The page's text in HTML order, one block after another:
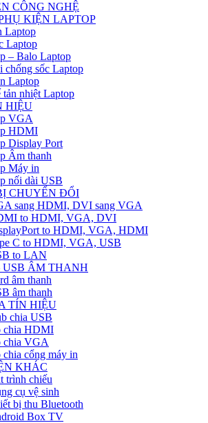
CÔNG NGHỆ
KIỆN LAPTOP
Laptop
Laptop
– Balo Laptop
chống sốc Laptop
Laptop
nhiệt Laptop
HIỆU
VGA
HDMI
Display Port
Âm thanh
Máy in
nối dài USB
CHUYỂN ĐỔI
sang HDMI, DVI sang VGA
to HDMI, VGA, DVI
to HDMI, VGA, HDMI
C to HDMI, VGA, USB
to LAN
USB ÂM THANH
âm thanh
âm thanh
TÍN HIỆU
chia USB
chia HDMI
chia VGA
chia cổng máy in
KHÁC
trình chiếu
cụ vệ sinh
bị thu Bluetooth
Box TV